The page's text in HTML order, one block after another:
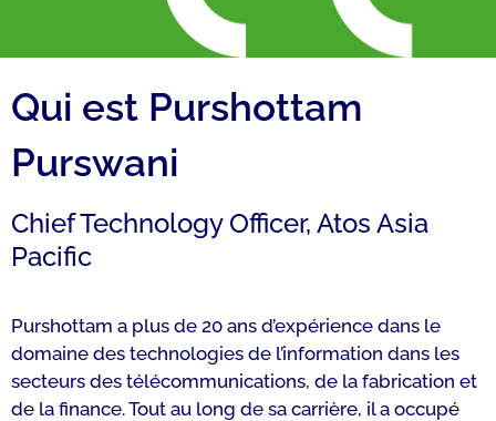
Qui est Purshottam
Purswani
Chief Technology Officer, Atos Asia
Pacific
Purshottam a plus de 20 ans d’expérience dans le
domaine des technologies de l’information dans les
secteurs des télécommunications, de la fabrication et
de la finance. Tout au long de sa carrière, il a occupé